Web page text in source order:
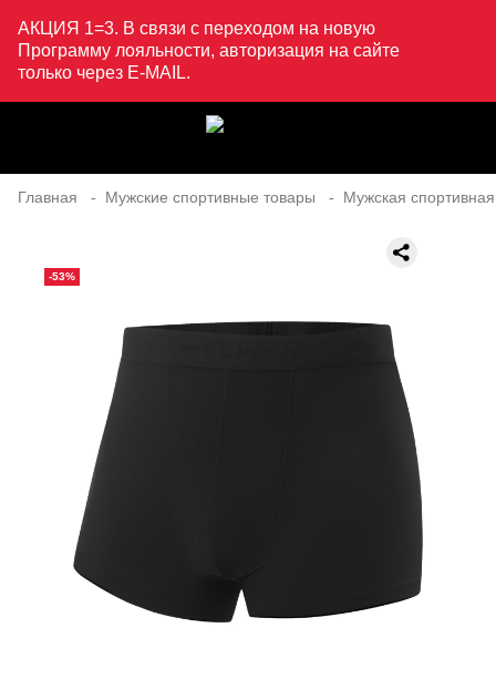
АКЦИЯ 1=3. В связи с переходом на новую
Программу лояльности, авторизация на сайте
только через E-MAIL.
Главная Мужские спортивные товары Мужская
-53%